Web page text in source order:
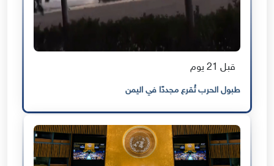
قبل 21 يوم
طبول الحرب تُقرع مجددًا في اليمن